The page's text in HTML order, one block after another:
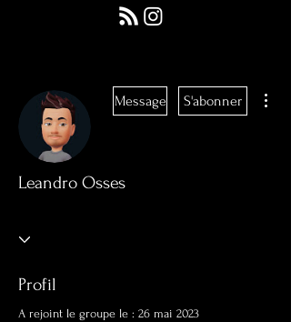
Message S'abonner
Leandro Osses
Profil
A rejoint le groupe le : 26 mai 2023